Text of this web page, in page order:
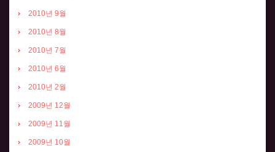
2010년 9월
2010년 8월
2010년 7월
2010년 6월
2010년 2월
2009년 12월
2009년 11월
2009년 10월